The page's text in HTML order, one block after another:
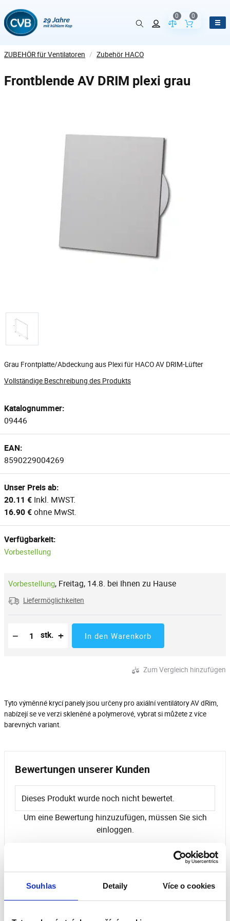
Souhlas Detaily Více o cookies
Vergleich der
0
Inhalt des
0
ZUBEHÖR für Ventilatoren / Zubehör HACO
Frontblende AV DRIM plexi grau
Grau Frontplatte/Abdeckung aus Plexi für HACO AV DRIM-Lüfter
Vollständige Beschreibung des Produkts
Katalognummer:
09446
EAN:
8590229004269
Unser Preis ab:
20.11 € Inkl. MWST.
16.90 €ohne MwSt.
Verfügbarkeit:
Vorbestellung
Vorbestellung, Freitag, 14.8. bei Ihnen zu Hause
Liefermöglichkeiten
−
Reduzierung der Menge
Anzahl der Stücke
stk. + In den Warenkorb
Zum Vergleich hinzufügen
Tyto výměnné krycí panely jsou určeny pro axiální ventilátory AV dRim,
nabízejí se ve verzi skleněné a polymerové, vybrat si můžete z více
barevných variant.
Bewertungen unserer Kunden
Dieses Produkt wurde noch nicht bewertet.
Um eine Bewertung hinzuzufügen, müssen Sie sich
einloggen.
Bewerten Sie das Produkt